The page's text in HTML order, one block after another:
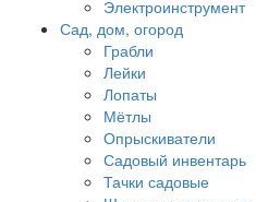
Электроинструмент
Сад, дом, огород
Грабли
Лейки
Лопаты
Мётлы
Опрыскиватели
Садовый инвентарь
Тачки садовые